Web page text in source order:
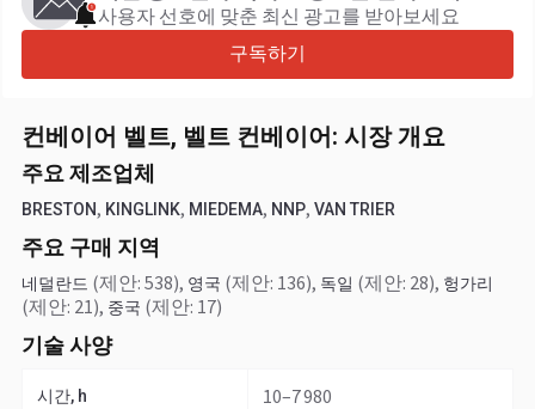
사용자 선호에 맞춘 최신 광고를 받아보세요
구독하기
컨베이어 벨트, 벨트 컨베이어: 시장 개요
주요 제조업체
BRESTON, KINGLINK, MIEDEMA, NNP, VAN TRIER
주요 구매 지역
네덜란드 (제안: 538), 영국 (제안: 136), 독일 (제안: 28), 헝가리
(제안: 21), 중국 (제안: 17)
기술 사양
시간, h 10–7 980